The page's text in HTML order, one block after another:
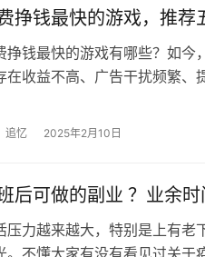
挣钱最快的游戏，推荐
挣钱最快的游戏有哪些？如今
在收益不高、广告干扰频繁、
追忆 2025年2月10日
后可做的副业 ？业余
压力越来越大，特别是上有老